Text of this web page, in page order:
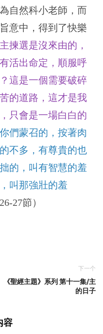
自然科小老師，而
意中，得到了快樂
揀選是沒來由的，
活出命定，順服呼
這是一個需要破碎
的道路，這才是我
只會是一場白白的
們蒙召的，按著肉
不多，有尊貴的也
的，叫有智慧的羞
叫那強壯的羞
27節）
下一个
《聖經主題》系列 第十一集/主
的日子
容